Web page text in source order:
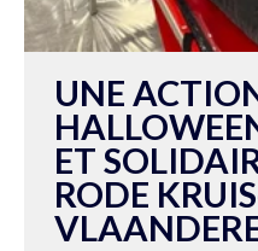
UNE
ET
RODE